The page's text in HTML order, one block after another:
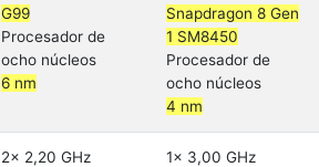
G99
Procesador de
ocho núcleos
6 nm
Snapdragon 8 Gen
1 SM8450
Procesador de
ocho núcleos
4 nm
2x 2,20 GHz
1x 3,00 GHz